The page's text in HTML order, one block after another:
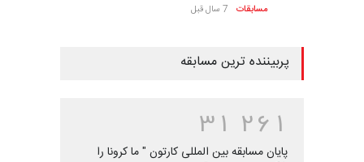
مسابقات 7 سال قبل
پربیننده ترین مسابقه
31 26 1
پایان مسابقه بین المللی کارتون " ما کرونا را